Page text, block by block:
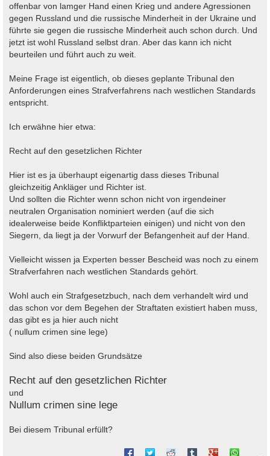
offenbar von lamger Hand einen Krieg und andere Agressionen
gegen Russland und die russische Minderheit in der Ukraine und
führte sie gegen die russische Minderheit auch schon durch. Und
jetzt ist wohl Russland selbst dran. Aber das kann ich nicht
beurteilen und führt auch zu weit.
Meine Frage ist eigentlich, ob dieses geplante Tribunal den
Anforderungen eines Strafverfahrens nach westlichen Standards
entspricht.
Ich erwähne hier etwa:
Recht auf den gesetzlichen Richter
Hier ist es ja überhaupt eigenartig dass dieses Tribunal
gleichzeitig Ankläger und Richter ist.
Und sollten die Richter wenn schon nicht von irgendeiner
neutralen Organisation nominiert werden (auf die sich
idealerweise beide Konfliktparteien einigen) und nicht von den
Siegern, da liegt ja der Vorwurf der Befangenheit auf der Hand.
Vielleicht wissen ja Experten besser Bescheid was noch zu einem
Strafverfahren nach westlichen Standards gehört.
Wohl auch ein Strafgesetzbuch, nach dem verhandelt wird und
das schon vor dem Begehen der Straftaten existiert haben muss,
das gibt es ja hier auch nicht
( nullum crimen sine lege)
Sind also diese beiden Grundsätze
Recht auf den gesetzlichen Richter
und
Nullum crimen sine lege
Bei diesem Tribunal erfüllt?